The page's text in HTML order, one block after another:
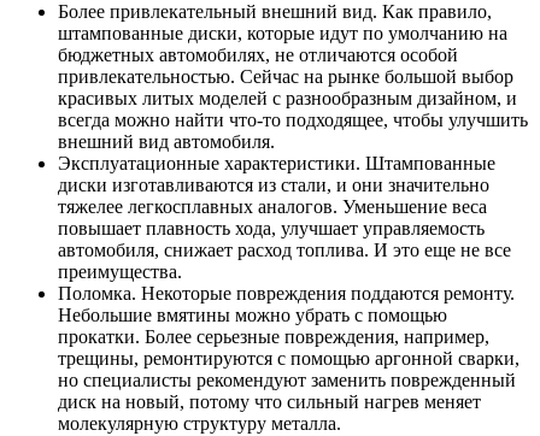
Более привлекательный внешний вид. Как правило,
штампованные диски, которые идут по умолчанию на
бюджетных автомобилях, не отличаются особой
привлекательностью. Сейчас на рынке большой выбор
красивых литых моделей с разнообразным дизайном, и
всегда можно найти что-то подходящее, чтобы улучшить
внешний вид автомобиля.
Эксплуатационные характеристики. Штампованные
диски изготавливаются из стали, и они значительно
тяжелее легкосплавных аналогов. Уменьшение веса
повышает плавность хода, улучшает управляемость
автомобиля, снижает расход топлива. И это еще не все
преимущества.
Поломка. Некоторые повреждения поддаются ремонту.
Небольшие вмятины можно убрать с помощью
прокатки. Более серьезные повреждения, например,
трещины, ремонтируются с помощью аргонной сварки,
но специалисты рекомендуют заменить поврежденный
диск на новый, потому что сильный нагрев меняет
молекулярную структуру металла.